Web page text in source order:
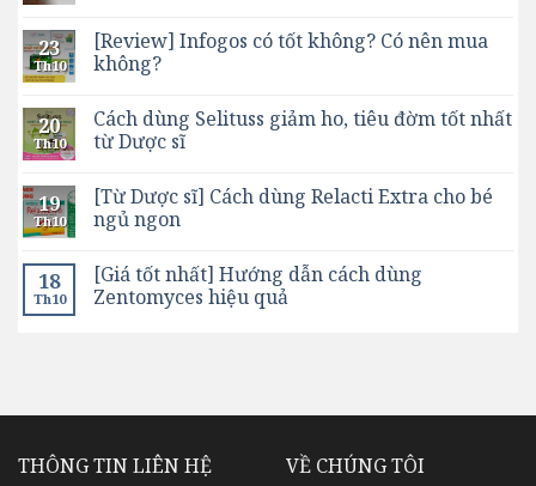
23
Th10
[Review] Infogos có tốt không? Có nên mua
không?
20
Th10
Cách dùng Selituss giảm ho, tiêu đờm tốt nhất
từ Dược sĩ
19
Th10
[Từ Dược sĩ] Cách dùng Relacti Extra cho bé
ngủ ngon
18
Th10
[Giá tốt nhất] Hướng dẫn cách dùng
Zentomyces hiệu quả
THÔNG TIN LIÊN HỆ
VỀ CHÚNG TÔI